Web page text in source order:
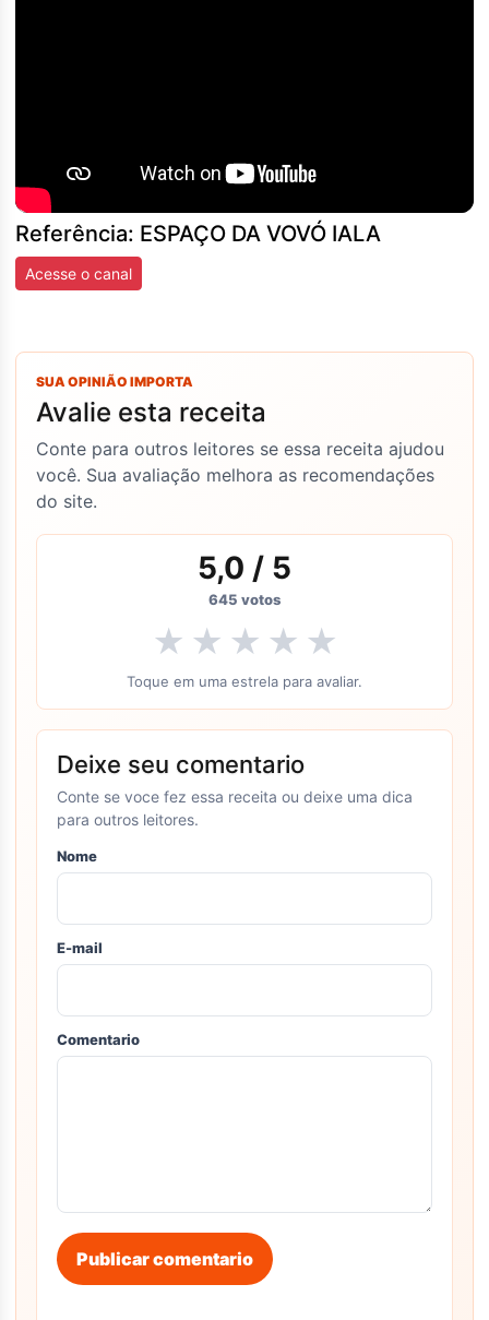
Referência: ESPAÇO DA VOVÓ IALA
Acesse o canal
SUA OPINIÃO IMPORTA
Avalie esta receita
Conte para outros leitores se essa receita ajudou
você. Sua avaliação melhora as recomendações
do site.
5,0 / 5
645 votos
★ ★ ★ ★ ★
Toque em uma estrela para avaliar.
Deixe seu comentario
Conte se voce fez essa receita ou deixe uma dica
para outros leitores.
Nome
E-mail
Comentario
Publicar comentario